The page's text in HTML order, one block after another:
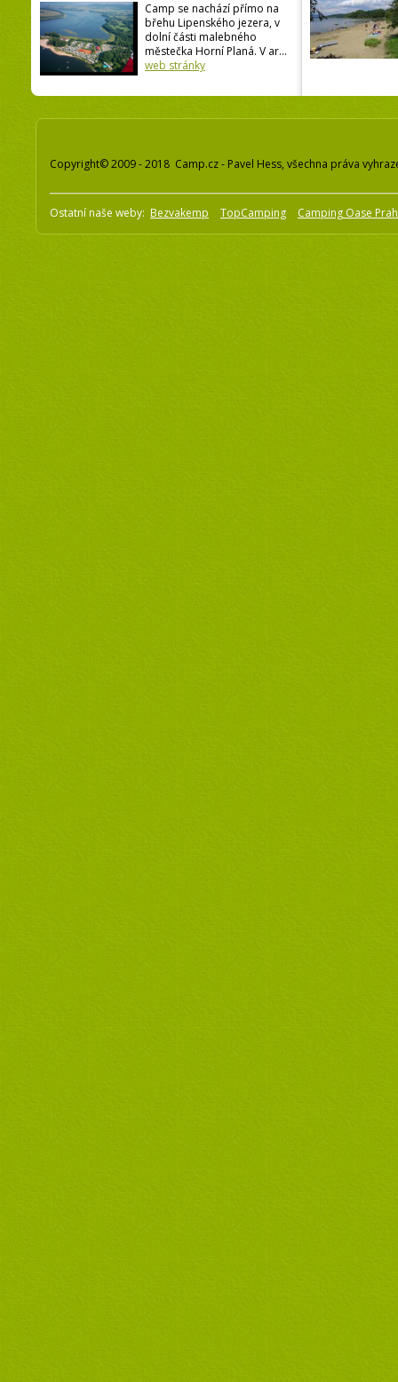
Camp se nachází přímo na
břehu Lipenského jezera, v
dolní části malebného
městečka Horní Planá. V ar...
web stránky
Copyright© 2009 - 2018 Camp.cz - Pavel Hess, všechna práva
Ostatní naše weby: Bezvakemp TopCamping Camping Oase